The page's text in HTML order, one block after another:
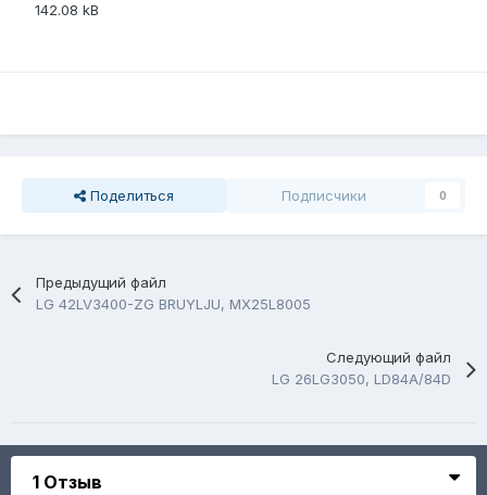
142.08 kB
Поделиться Подписчики 0
Предыдущий файл
LG 42LV3400-ZG BRUYLJU, MX25L8005
Следующий файл
LG 26LG3050, LD84A/84D
1 Отзыв